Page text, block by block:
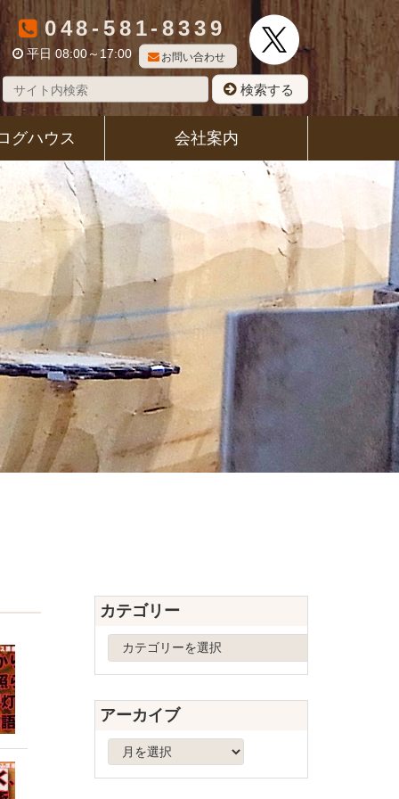
048-581-8339
平日 08:00～17:00 お問い合わせ
検索する
グハウス 会社案内
カテゴリー
ゴ
リ
ー
アーカイブ
ー
カ